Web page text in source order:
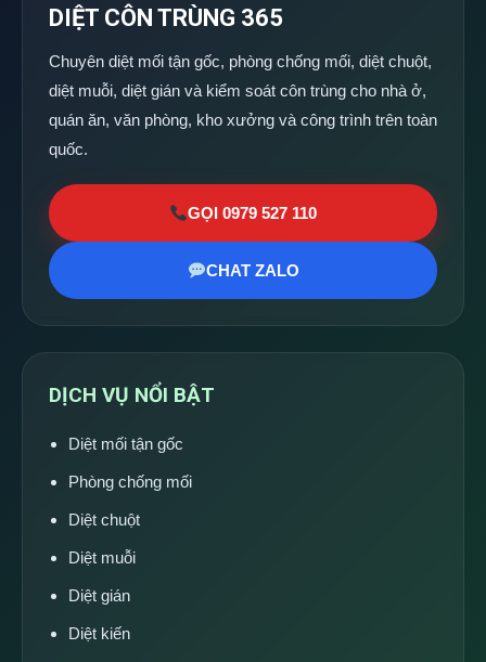
DIỆT CÔN TRÙNG 365
Chuyên diệt mối tận gốc, phòng chống mối, diệt chuột,
diệt muỗi, diệt gián và kiểm soát côn trùng cho nhà ở,
quán ăn, văn phòng, kho xưởng và công trình trên toàn
quốc.
GỌI 0979 527 110
CHAT ZALO
DỊCH VỤ NỔI BẬT
Diệt mối tận gốc
Phòng chống mối
Diệt chuột
Diệt muỗi
Diệt gián
Diệt kiến